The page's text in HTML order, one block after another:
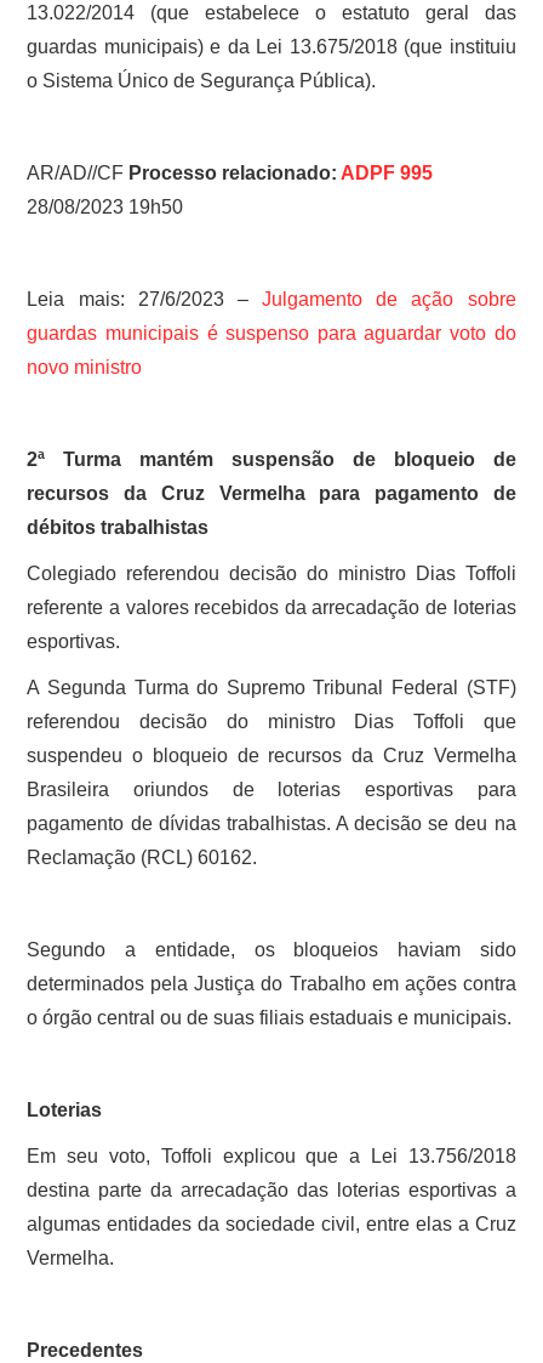
13.022/2014 (que estabelece o estatuto geral das
guardas municipais) e da Lei 13.675/2018 (que instituiu
o Sistema Único de Segurança Pública).
AR/AD//CF Processo relacionado: ADPF 995
28/08/2023 19h50
Leia mais: 27/6/2023 –Julgamento de ação sobre
guardas municipais é suspenso para aguardar voto do
novo ministro
2ª Turma mantém suspensão de bloqueio de
recursos da Cruz Vermelha para pagamento de
débitos trabalhistas
Colegiado referendou decisão do ministro Dias Toffoli
referente a valores recebidos da arrecadação de loterias
esportivas.
A Segunda Turma do Supremo Tribunal Federal (STF)
referendou decisão do ministro Dias Toffoli que
suspendeu o bloqueio de recursos da Cruz Vermelha
Brasileira oriundos de loterias esportivas para
pagamento de dívidas trabalhistas. A decisão se deu na
Reclamação (RCL) 60162.
Segundo a entidade, os bloqueios haviam sido
determinados pela Justiça do Trabalho em ações contra
o órgão central ou de suas filiais estaduais e municipais.
Loterias
Em seu voto, Toffoli explicou que a Lei 13.756/2018
destina parte da arrecadação das loterias esportivas a
algumas entidades da sociedade civil, entre elas a Cruz
Vermelha.
Precedentes